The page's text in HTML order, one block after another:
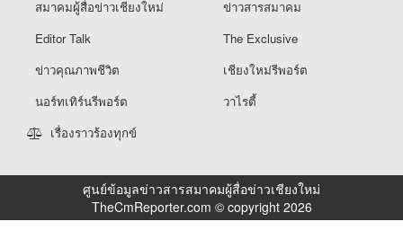
สมาคมผู้สื่อข่าวเชียงใหม่
ข่าวสารสมาคม
Editor Talk
The Exclusive
ข่าวคุณภาพชีวิต
เชียงใหม่รีพอร์ต
นอร์ทเทิร์นรีพอร์ต
วาไรตี้
เรื่องราวร้องทุกข์
ศูนย์ข้อมูลข่าวสารสมาคมผู้สื่อข่าวเชียงใหม่
TheCmReporter.com © copyright 2026